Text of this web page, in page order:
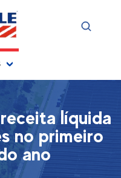
líquida
no primeiro
ano